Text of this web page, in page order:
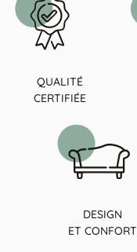
QUALITÉ
CERTIFIÉE
DESIGN
ET CONFORT